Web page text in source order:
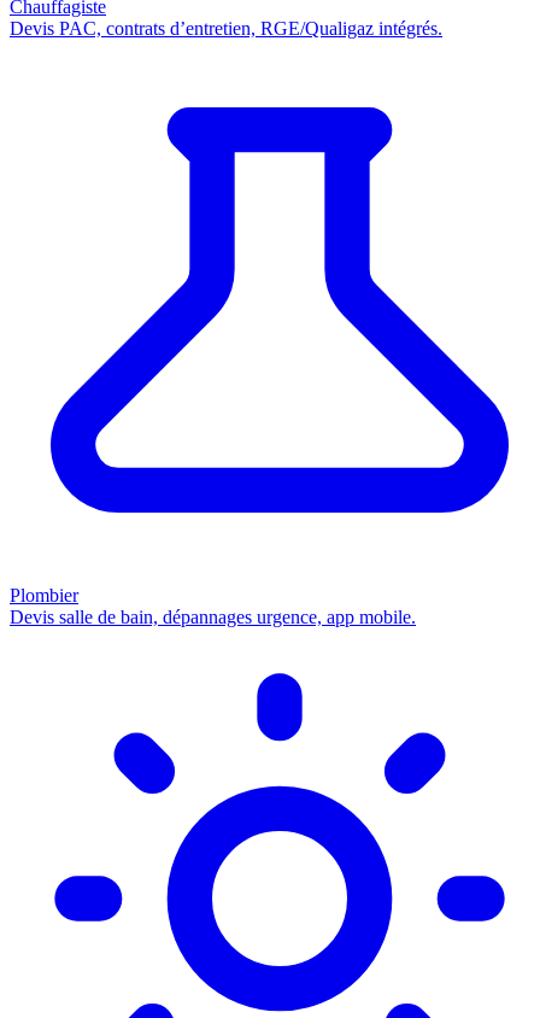
Chauffagiste
Devis PAC, contrats d’entretien, RGE/Qualigaz intégrés.
Plombier
Devis salle de bain, dépannages urgence, app mobile.